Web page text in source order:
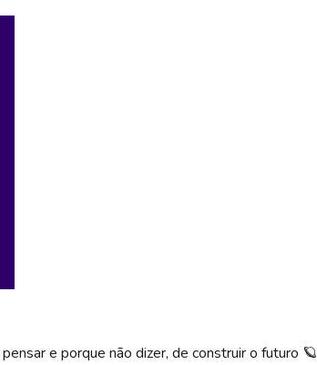
e porque não dizer, de construir o futuro 🪐